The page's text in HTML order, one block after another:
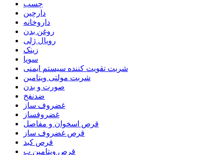
چسب
دارچین
داروخانه
روغن بدن
رویال ژلی
زینک
سویا
شربت تقویت کننده سیستم ایمنی
شربت مولتی ویتامین
صورت و بدن
ضدنفخ
غضروف ساز
غضروفساز
قرص اسخوان و مفاصل
قرص غضروف ساز
قرص کبد
قرص ویتامین ب